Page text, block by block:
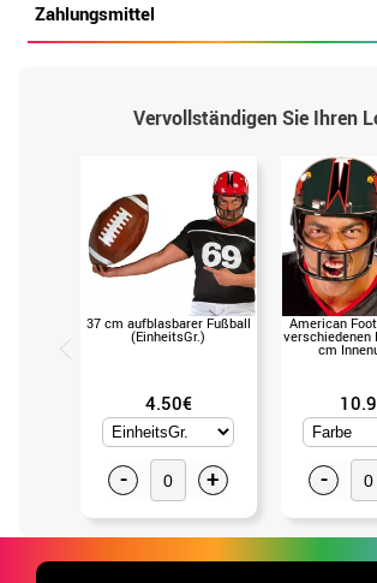
Zahlungsmittel
Vervollständigen Sie Ihren
37 cm aufblasbarer Fußball
(EinheitsGr.)
4.50€
- +
American
verschiedenen
cm
-